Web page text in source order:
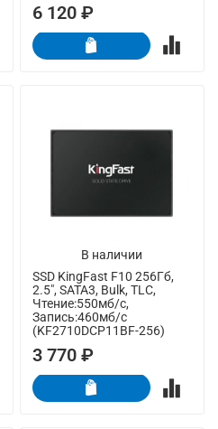
6 120 ₽
В наличии
SSD KingFast F10 256Гб,
2.5", SATA3, Bulk, TLC,
Чтение:550мб/с,
Запись:460мб/с
(KF2710DCP11BF-256)
3 770 ₽